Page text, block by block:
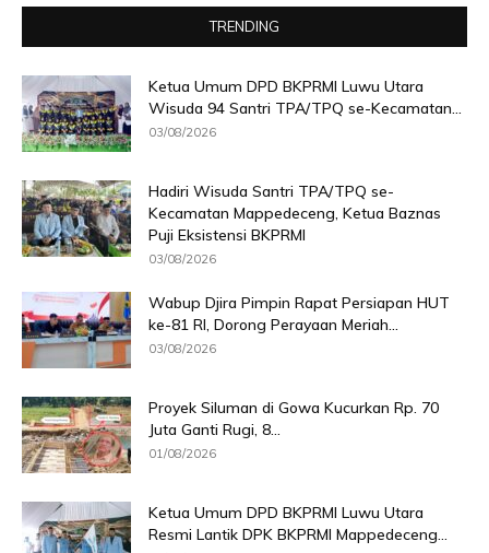
TRENDING
Ketua Umum DPD BKPRMI Luwu Utara
Wisuda 94 Santri TPA/TPQ se-Kecamatan...
03/08/2026
Hadiri Wisuda Santri TPA/TPQ se-
Kecamatan Mappedeceng, Ketua Baznas
Puji Eksistensi BKPRMI
03/08/2026
Wabup Djira Pimpin Rapat Persiapan HUT
ke-81 RI, Dorong Perayaan Meriah...
03/08/2026
Proyek Siluman di Gowa Kucurkan Rp. 70
Juta Ganti Rugi, 8...
01/08/2026
Ketua Umum DPD BKPRMI Luwu Utara
Resmi Lantik DPK BKPRMI Mappedeceng...